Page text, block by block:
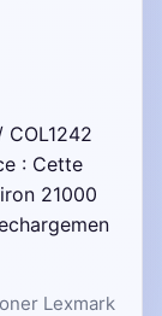
: Cette
21000
Lexmark